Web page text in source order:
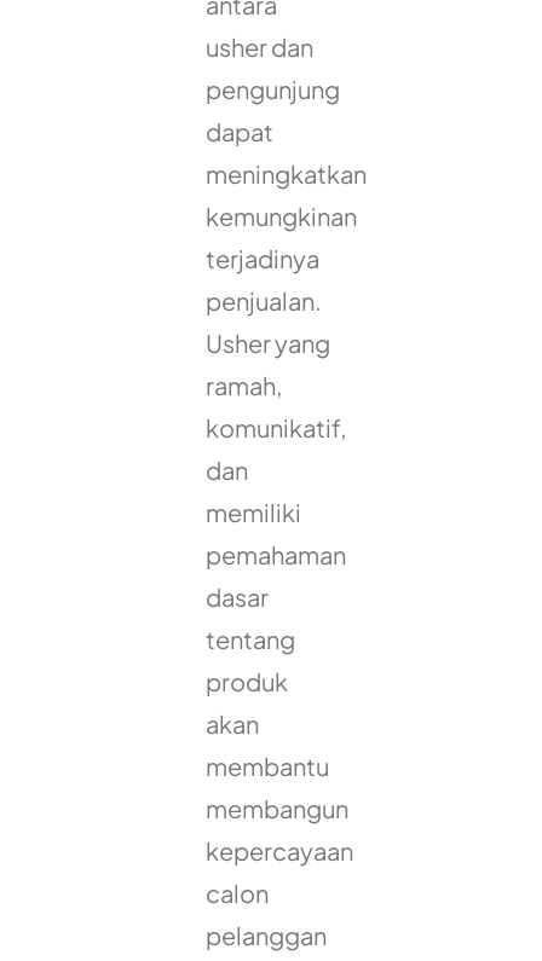
usher dan
pengunjung
dapat
meningkatkan
kemungkinan
terjadinya
penjualan.
Usher yang
ramah,
komunikatif,
dan
memiliki
pemahaman
dasar
tentang
produk
akan
membantu
membangun
kepercayaan
calon
pelanggan